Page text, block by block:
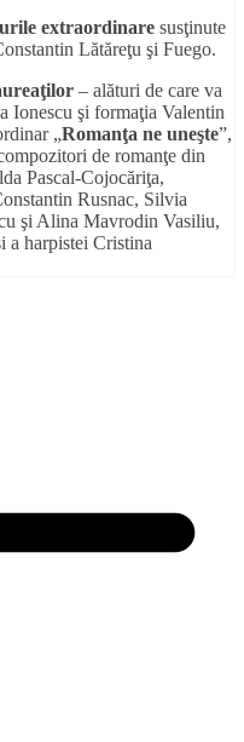
extraordinare susţinute
Lătăreţu şi Fuego.
– alături de care va
Ionescu şi formaţia Valentin
„Romanţa ne uneşte”,
de romanţe din
Pascal-Cojocăriţa,
Rusnac, Silvia
şi Alina Mavrodin Vasiliu,
a harpistei Cristina